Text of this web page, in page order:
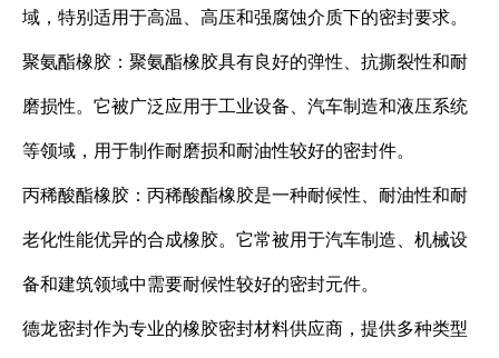
域，特别适用于高温、高压和强腐蚀介质下的密封要求。
聚氨酯橡胶：聚氨酯橡胶具有良好的弹性、抗撕裂性和耐
磨损性。它被广泛应用于工业设备、汽车制造和液压系统
等领域，用于制作耐磨损和耐油性较好的密封件。
丙稀酸酯橡胶：丙稀酸酯橡胶是一种耐候性、耐油性和耐
老化性能优异的合成橡胶。它常被用于汽车制造、机械设
备和建筑领域中需要耐候性较好的密封元件。
德龙密封作为专业的橡胶密封材料供应商，提供多种类型